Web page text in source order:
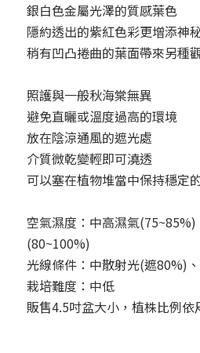
銀白色金屬光澤的質感葉色
隱約透出的紫紅色彩更增添神
稍有凹凸捲曲的葉面帶來另種
照護與一般秋海棠無異
避免直曬或溫度過高的環境
放在陰涼通風的遮光處
介質微乾變輕即可澆透
可以塞在植物堆當中保持穩定
空氣濕度：中高濕氣
(80~100%)
光線條件：中散射光(遮80%)
栽培難度：中低
販售4.5吋盆大小，植株比例依